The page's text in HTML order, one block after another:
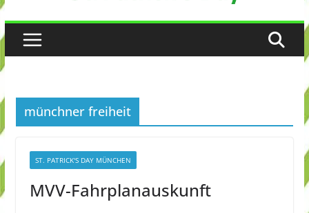
münchner freiheit
ST. PATRICK'S DAY MÜNCHEN
MVV-Fahrplanauskunft